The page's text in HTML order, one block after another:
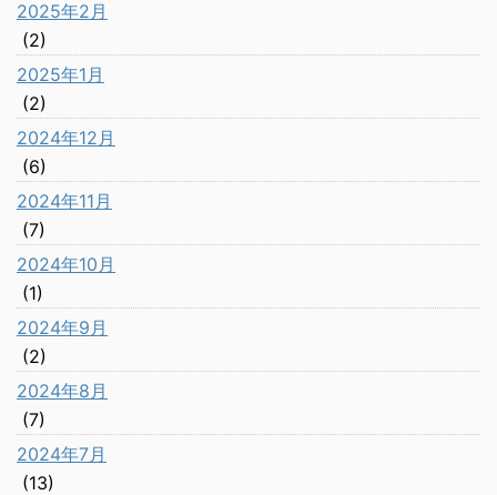
2025年2月
(2)
2025年1月
(2)
2024年12月
(6)
2024年11月
(7)
2024年10月
(1)
2024年9月
(2)
2024年8月
(7)
2024年7月
(13)